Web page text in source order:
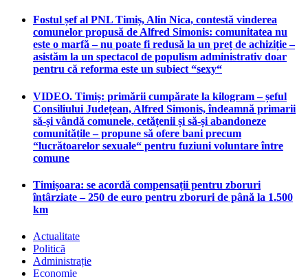
Fostul șef al PNL Timiș, Alin Nica, contestă vinderea
comunelor propusă de Alfred Simonis: comunitatea nu
este o marfă – nu poate fi redusă la un preț de achiziție –
asistăm la un spectacol de populism administrativ doar
pentru că reforma este un subiect “sexy“
VIDEO. Timiș: primării cumpărate la kilogram – șeful
Consiliului Județean, Alfred Simonis, îndeamnă primarii
să-și vândă comunele, cetățenii și să-și abandoneze
comunitățile – propune să ofere bani precum
“lucrătoarelor sexuale“ pentru fuziuni voluntare între
comune
Timișoara: se acordă compensații pentru zboruri
întârziate – 250 de euro pentru zboruri de până la 1.500
km
Actualitate
Politică
Administrație
Economie